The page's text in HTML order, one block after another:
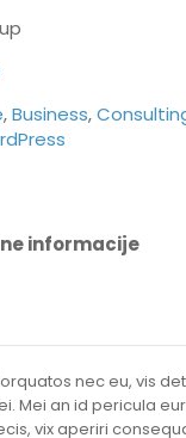
,Business,
informacije
nec eu, vis
Mei an id pericula
vix aperiri